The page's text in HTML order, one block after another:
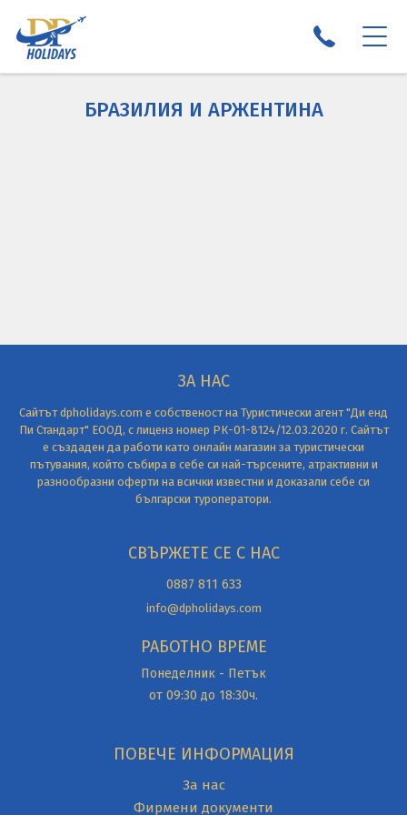
БРАЗИЛИЯ И АРЖЕНТИНА
ЗА НАС
Сайтът dpholidays.com е собственост на Туристически агент "Ди енд
Пи Стандарт" ЕООД, с лиценз номер РК-01-8124/12.03.2020 г. Сайтът
е създаден да работи като онлайн магазин за туристически
пътувания, който събира в себе си най-търсените, атрактивни и
разнообразни оферти на всички известни и доказали себе си
български туроператори.
СВЪРЖЕТЕ СЕ С НАС
0887 811 633
info@dpholidays.com
РАБОТНО ВРЕМЕ
Понеделник - Петък
от 09:30 до 18:30ч.
ПОВЕЧЕ ИНФОРМАЦИЯ
За нас
Фирмени документи